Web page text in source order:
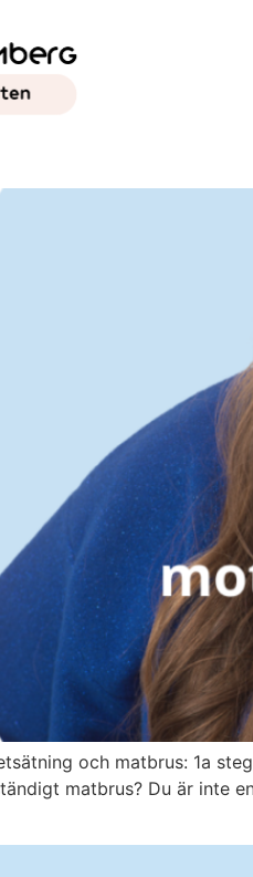
och matbrus: 1a
matbrus? Du är inte